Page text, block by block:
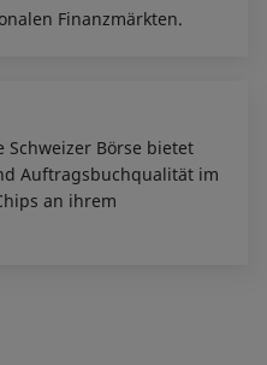
Finanzmärkten.
Börse bietet
Auftragsbuchqualität im
an ihrem